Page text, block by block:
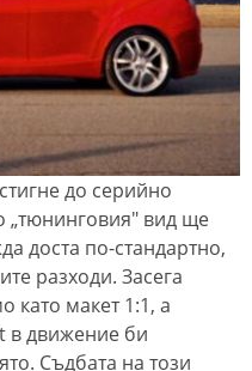
до серийно
„тюнинговия" вид ще
доста по-стандартно,
разходи. Засега
като макет 1:1, а
в движение би
Съдбата на този